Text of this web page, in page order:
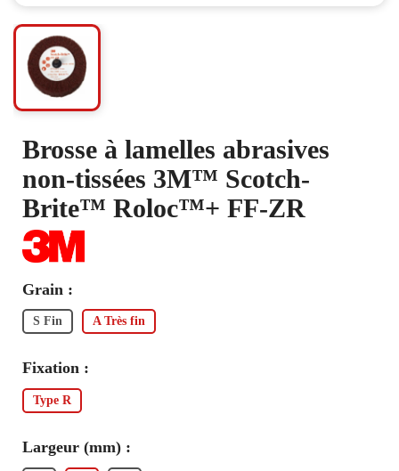
Brosse à lamelles abrasives
non-tissées 3M™ Scotch-
Brite™ Roloc™+ FF-ZR
Grain :
S Fin A Très fin
Fixation :
Type R
Largeur (mm) :